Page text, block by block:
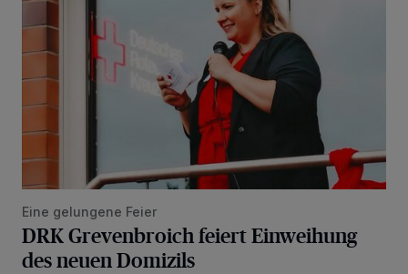
Eine gelungene Feier
DRK Grevenbroich feiert Einweihung
des neuen Domizils